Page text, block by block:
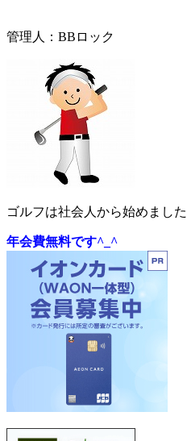
管理人：BBロック
ゴルフは社会人から始めまし
年会費無料です^_^